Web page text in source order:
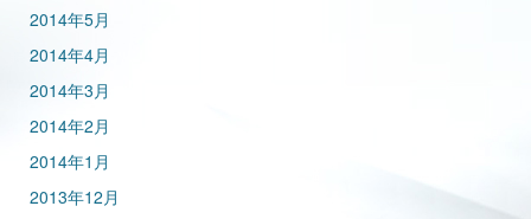
2014年5月
2014年4月
2014年3月
2014年2月
2014年1月
2013年12月